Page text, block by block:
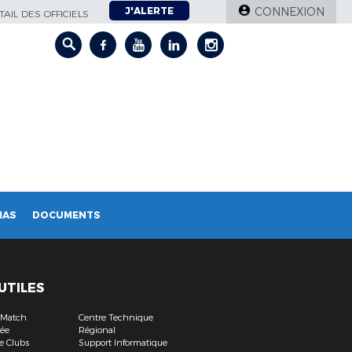
DES OFFICIELS J'ALERTE CONNEXION
DOCUMENTS
Clubs
Centre Technique
Régional
Support Informatique